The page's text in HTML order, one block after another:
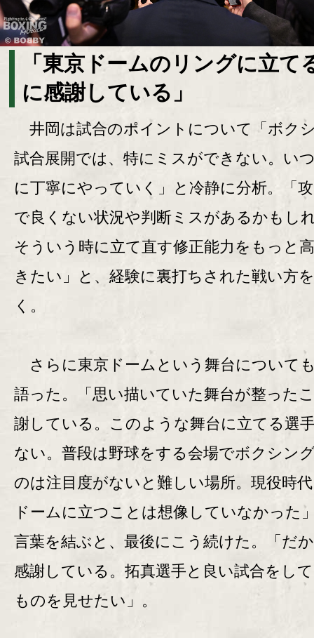
「東京ドームのリングに立て
に感謝している」
井岡は試合のポイントについて「ボク
試合展開では、特にミスができない。い
に丁寧にやっていく」と冷静に分析。「
で良くない状況や判断ミスがあるかもし
そういう時に立て直す修正能力をもっと
きたい」と、経験に裏打ちされた戦い方
く。
さらに東京ドームという舞台について
語った。「思い描いていた舞台が整った
謝している。このような舞台に立てる選
ない。普段は野球をする会場でボクシン
のは注目度がないと難しい場所。現役時
ドームに立つことは想像していなかった
言葉を結ぶと、最後にこう続けた。「だ
感謝している。拓真選手と良い試合をし
ものを見せたい」。